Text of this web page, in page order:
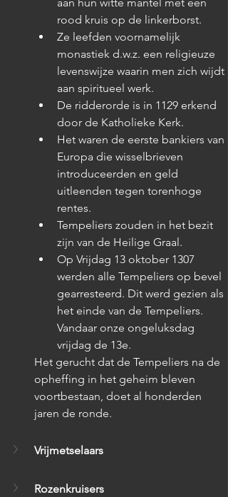
rood kruis op de linkerborst.
Ze leefden voornamelijk
monastiek d.w.z. een religieuze
levenswijze waarin men zich wijdt
aan spiritueel werk.
De ridderorde is in 1129 erkend
door de Katholieke Kerk.
Het waren de eerste bankiers van
Europa die wisselbrieven
introduceerden en geld
uitleenden tegen torenhoge
rentes.
Tempeliers zouden in het bezit
zijn van de Heilige Graal.
Op Vrijdag 13 oktober 1307
werden alle Tempeliers op bevel
gearresteerd. Dit werd gezien als
het einde van de Tempeliers.
Vandaar onze ongeluksdag
vrijdag de 13e.
Het gerucht dat de Tempeliers na de
opheffing in het geheim bleven
voortbestaan, doet al honderden
jaren de ronde.
Vrijmetselaars
Rozenkruisers